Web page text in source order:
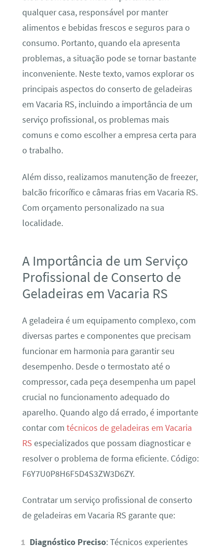
qualquer casa, responsável por manter
alimentos e bebidas frescos e seguros para o
consumo. Portanto, quando ela apresenta
problemas, a situação pode se tornar bastante
inconveniente. Neste texto, vamos explorar os
principais aspectos do conserto de geladeiras
em Vacaria RS, incluindo a importância de um
serviço profissional, os problemas mais
comuns e como escolher a empresa certa para
o trabalho.
Além disso, realizamos manutenção de freezer,
balcão fricorífico e câmaras frias em Vacaria RS.
Com orçamento personalizado na sua
localidade.
A Importância de um Serviço
Profissional de Conserto de
Geladeiras em Vacaria RS
A geladeira é um equipamento complexo, com
diversas partes e componentes que precisam
funcionar em harmonia para garantir seu
desempenho. Desde o termostato até o
compressor, cada peça desempenha um papel
crucial no funcionamento adequado do
aparelho. Quando algo dá errado, é importante
contar com técnicos de geladeiras em Vacaria
RS especializados que possam diagnosticar e
resolver o problema de forma eficiente. Código:
F6Y7U0P8H6F5D4S3ZW3D6ZY.
Contratar um serviço profissional de conserto
de geladeiras em Vacaria RS garante que:
Diagnóstico Preciso: Técnicos experientes